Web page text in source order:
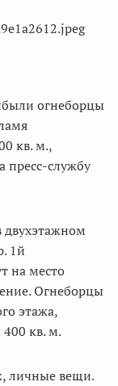
огнеборцы
кв. м.,
пресс-службу
двухэтажном
1й
на место
Огнеборцы
этажа,
кв. м.
личные вещи.